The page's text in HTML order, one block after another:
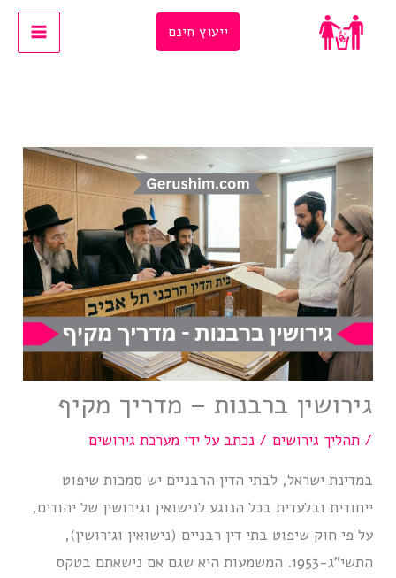
ייעוץ חינם
גירושין ברבנות – מדריך מקיף
/תהליך גירושים / נכתב על ידימערכת גירושים
במדינת ישראל, לבתי הדין הרבניים יש סמכות שיפוט
ייחודית ובלעדית בכל הנוגע לנישואין וגירושין של יהודים,
על פי חוק שיפוט בתי דין רבניים (נישואין וגירושין),
התשי”ג-1953. המשמעות היא שגם אם נישאתם בטקס